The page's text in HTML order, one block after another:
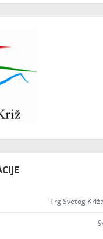
Trg Svetog